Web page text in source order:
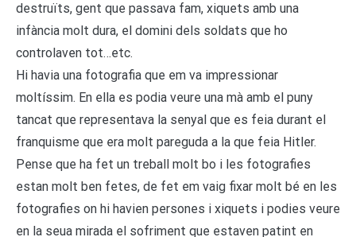
destruïts, gent que passava fam, xiquets amb una
infància molt dura, el domini dels soldats que ho
controlaven tot…etc.
Hi havia una fotografia que em va impressionar
moltíssim. En ella es podia veure una mà amb el puny
tancat que representava la senyal que es feia durant el
franquisme que era molt pareguda a la que feia Hitler.
Pense que ha fet un treball molt bo i les fotografies
estan molt ben fetes, de fet em vaig fixar molt bé en les
fotografies on hi havien persones i xiquets i podies veure
en la seua mirada el sofriment que estaven patint en